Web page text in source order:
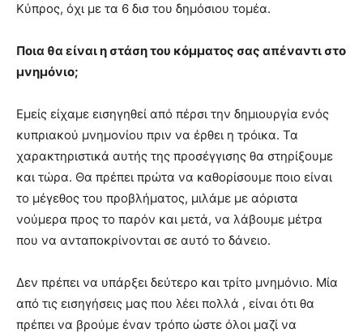
Κύπρος, όχι με τα 6 δισ του δημόσιου τομέα.
Ποια θα είναι η στάση του κόμματος σας απέναντι στο
μνημόνιο;
Εμείς είχαμε εισηγηθεί από πέρσι την δημιουργία ενός
κυπριακού μνημονίου πριν να έρθει η τρόικα. Τα
χαρακτηριστικά αυτής της προσέγγισης θα στηρίξουμε
και τώρα. Θα πρέπει πρώτα να καθορίσουμε ποιο είναι
το μέγεθος του προβλήματος, μιλάμε με αόριστα
νούμερα προς το παρόν και μετά, να λάβουμε μέτρα
που να ανταποκρίνονται σε αυτό το δάνειο.
Δεν πρέπει να υπάρξει δεύτερο και τρίτο μνημόνιο. Μία
από τις εισηγήσεις μας που λέει πολλά , είναι ότι θα
πρέπει να βρούμε έναν τρόπο ώστε όλοι μαζί να